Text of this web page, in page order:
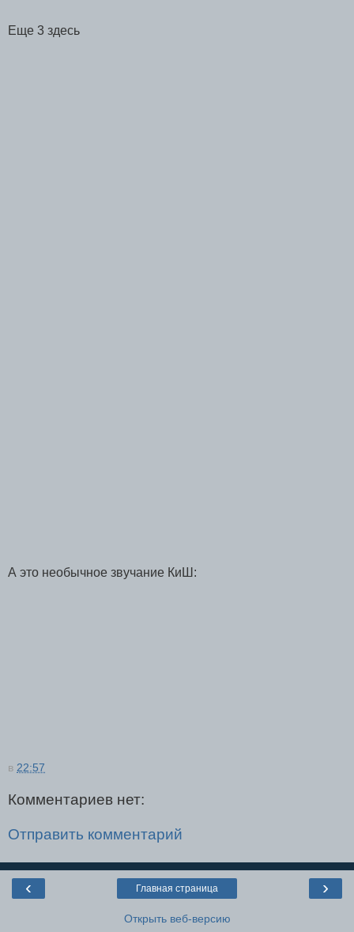
Еще 3 здесь
А это необычное звучание КиШ:
в 22:57
Комментариев нет:
Отправить комментарий
‹ ›
Главная страница
Открыть веб-версию